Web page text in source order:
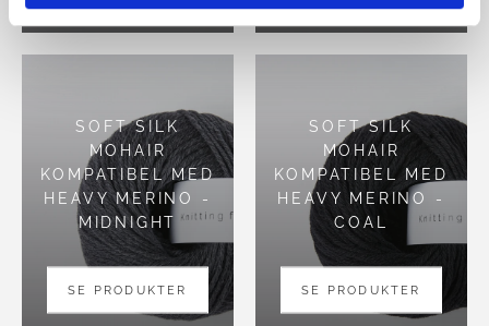
SOFT SILK
MOHAIR
KOMPATIBEL MED
HEAVY MERINO -
MIDNIGHT
SE PRODUKTER
SOFT SILK
MOHAIR
KOMPATIBEL MED
HEAVY MERINO -
COAL
SE PRODUKTER